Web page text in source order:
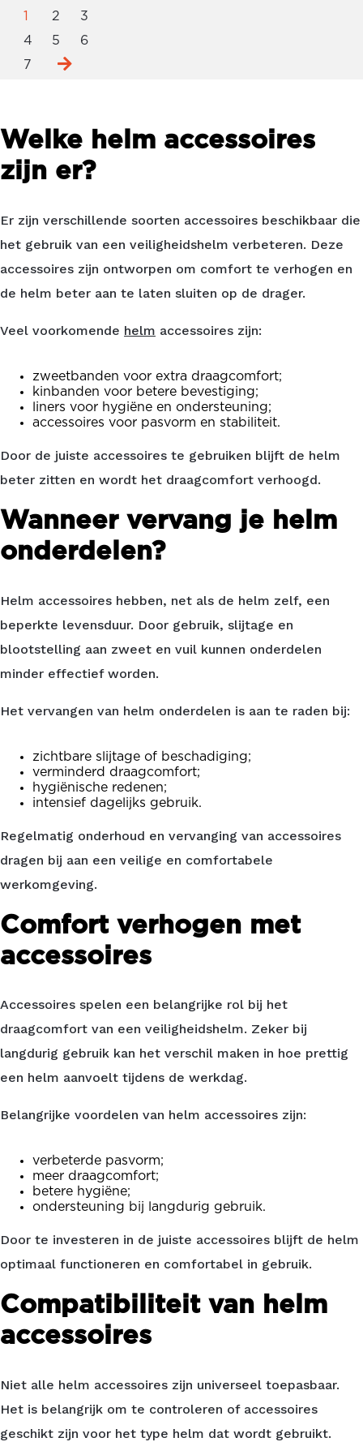
1 2
3
4
5
6
7
Welke helm accessoires
zijn er?
Er zijn verschillende soorten accessoires beschikbaar die
het gebruik van een veiligheidshelm verbeteren. Deze
accessoires zijn ontworpen om comfort te verhogen en
de helm beter aan te laten sluiten op de drager.
Veel voorkomende helm accessoires zijn:
zweetbanden voor extra draagcomfort;
kinbanden voor betere bevestiging;
liners voor hygiëne en ondersteuning;
accessoires voor pasvorm en stabiliteit.
Door de juiste accessoires te gebruiken blijft de helm
beter zitten en wordt het draagcomfort verhoogd.
Wanneer vervang je helm
onderdelen?
Helm accessoires hebben, net als de helm zelf, een
beperkte levensduur. Door gebruik, slijtage en
blootstelling aan zweet en vuil kunnen onderdelen
minder effectief worden.
Het vervangen van helm onderdelen is aan te raden bij:
zichtbare slijtage of beschadiging;
verminderd draagcomfort;
hygiënische redenen;
intensief dagelijks gebruik.
Regelmatig onderhoud en vervanging van accessoires
dragen bij aan een veilige en comfortabele
werkomgeving.
Comfort verhogen met
accessoires
Accessoires spelen een belangrijke rol bij het
draagcomfort van een veiligheidshelm. Zeker bij
langdurig gebruik kan het verschil maken in hoe prettig
een helm aanvoelt tijdens de werkdag.
Belangrijke voordelen van helm accessoires zijn:
verbeterde pasvorm;
meer draagcomfort;
betere hygiëne;
ondersteuning bij langdurig gebruik.
Door te investeren in de juiste accessoires blijft de helm
optimaal functioneren en comfortabel in gebruik.
Compatibiliteit van helm
accessoires
Niet alle helm accessoires zijn universeel toepasbaar.
Het is belangrijk om te controleren of accessoires
geschikt zijn voor het type helm dat wordt gebruikt.